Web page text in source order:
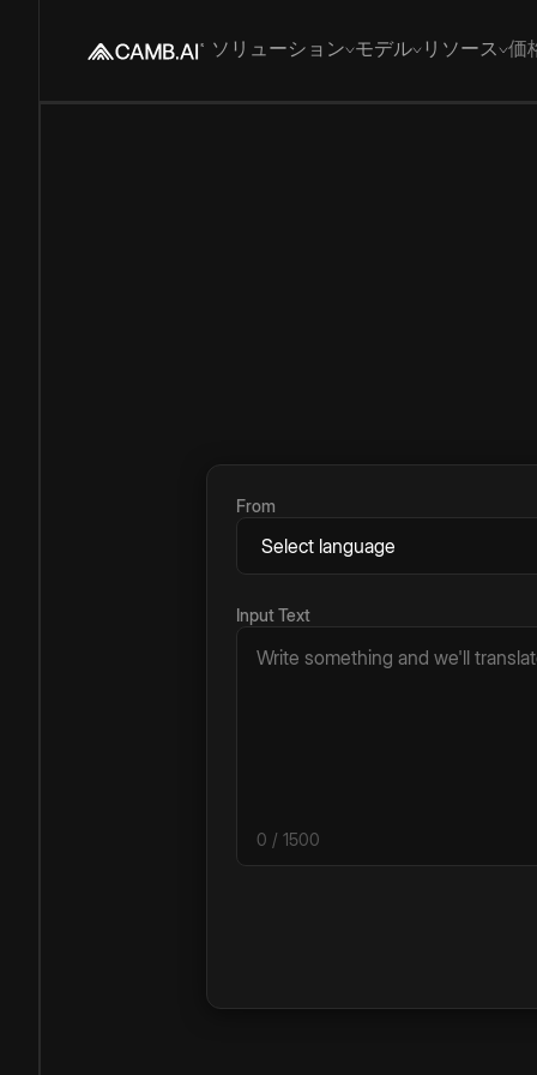
ソリューション モデル リソース 価
From
Input Text
0 / 1500